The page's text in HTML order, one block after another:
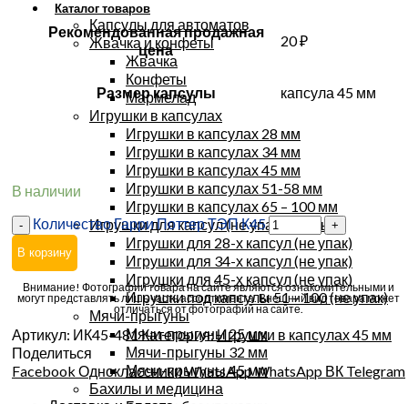
Каталог товаров
Капсулы для автоматов
Жвачка и конфеты
Жвачка
Конфеты
Мармелад
Игрушки в капсулах
Игрушки в капсулах 28 мм
Игрушки в капсулах 34 мм
Игрушки в капсулах 45 мм
Игрушки в капсулах 51-58 мм
Игрушки в капсулах 65 – 100 мм
Игрушки для капсул (не упакованные)
Игрушки для 28-х капсул (не упак)
Игрушки для 34-х капсул (не упак)
Игрушки для 45-х капсул (не упак)
Игрушки под капсулы 51 – 100 (не упак)
Мячи-прыгуны
Мячи-прыгуны 25 мм
Мячи-прыгуны 32 мм
Мячи-прыгуны 45 мм
Бахилы и медицина
Рекомендованная продажная
цена
20 ₽
Размер капсулы капсула 45 мм
В наличии
Количество Гарри Поттер ТЭП К45
В корзину
Внимание! Фотографии товара на сайте являются ознакомительными и
могут представлять лишь часть ассортимента. Внешний вид товара может
отличаться от фотографий на сайте.
Артикул: ИК45-481Категория:Игрушки в капсулах 45 мм
Поделиться
Facebook ОдноклассникиWhatsAppWhatsApp ВК Telegram